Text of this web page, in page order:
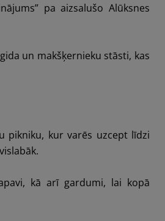
pa aizsalušo Alūksnes
un makšķernieku stāsti, kas
pikniku, kur varēs uzcept līdzi
kā arī gardumi, lai kopā